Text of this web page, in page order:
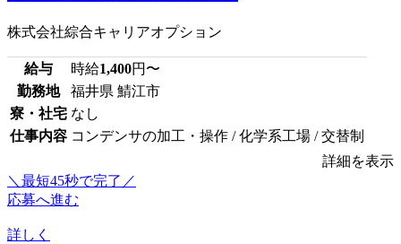
株式会社綜合キャリアオプション
給与 時給1,400円〜
勤務地
福井県 鯖江市
寮・社宅 なし
仕事内容 コンデンサの加工・操作 / 化学系工場 / 交替制
詳細を表示
＼最短45秒で完了／
応募へ進む
詳しく